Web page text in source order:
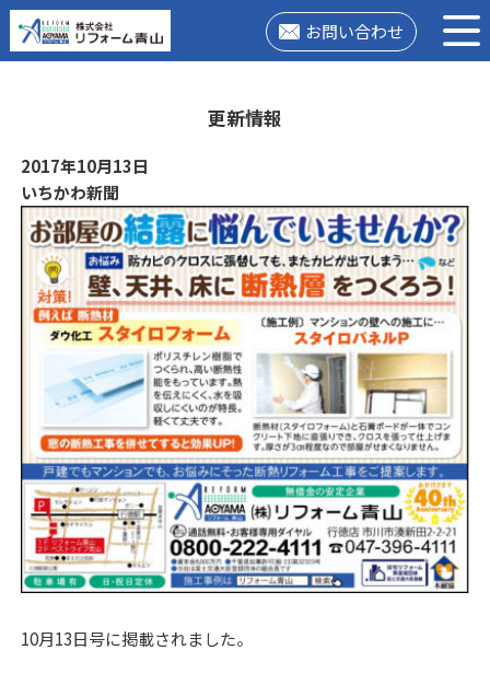
お問い合わせ
更新情報
2017年10月13日
いちかわ新聞
10月13日号に掲載されました。